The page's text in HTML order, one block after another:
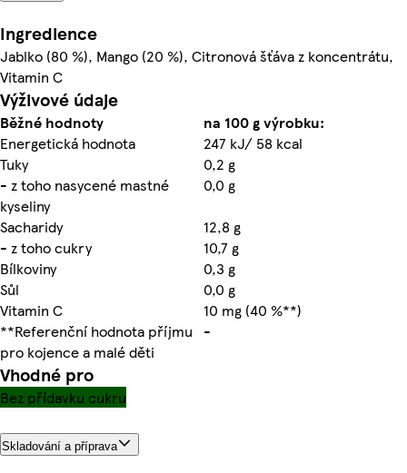
Ingredience
Jablko (80 %), Mango (20 %), Citronová šťáva z koncentrátu,
Vitamin C
Výživové údaje
Běžné hodnoty
na 100 g výrobku:
Energetická hodnota
247 kJ/ 58 kcal
Tuky
0,2 g
- z toho nasycené mastné
kyseliny
0,0 g
Sacharidy
12,8 g
- z toho cukry
10,7 g
Bílkoviny
0,3 g
Sůl
0,0 g
Vitamin C
10 mg (40 %**)
**Referenční hodnota příjmu
pro kojence a malé děti
-
Vhodné pro
Bez přídavku cukru
Skladování a příprava